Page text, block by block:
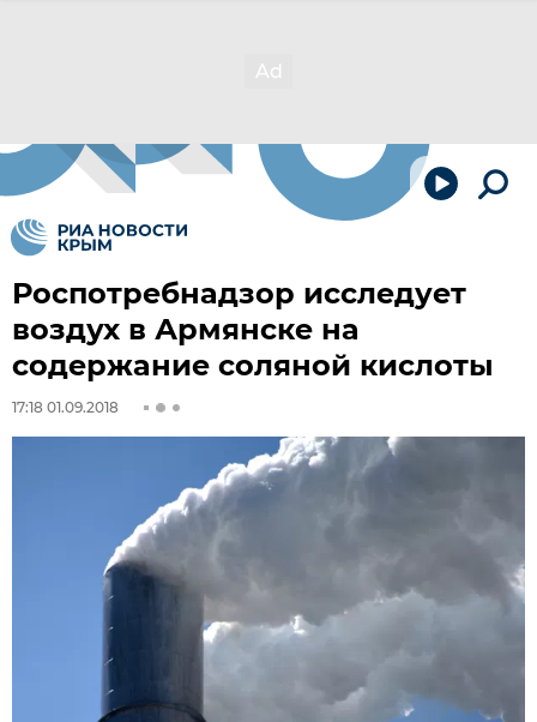
Роспотребнадзор исследует
воздух в Армянске на
содержание соляной кислоты
17:18 01.09.2018